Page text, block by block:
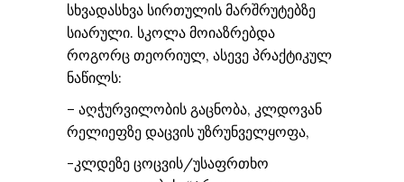
სხვადასხვა სირთულის მარშრუტებზე
სიარული. სკოლა მოიაზრებდა
როგორც თეორიულ, ასევე პრაქტიკულ
ნაწილს:
– აღჭურვილობის გაცნობა, კლდოვან
რელიეფზე დაცვის უზრუნველყოფა,
-კლდეზე ცოცვის/უსაფრთხო